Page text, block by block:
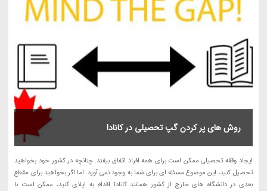
روش های پر کردن گپ تحصیلی در کانادا
ایجاد وقفه تحصیلی ممکن است برای همه افراد اتفاق بیفتد. چنانچه در کشور خود بخواهید
تحصیل کنید، این موضوع مسئله ای برای شما به وجود نمی آورد. اما اگر بخواهید برای مقطع
بعدی در دانشگاه های خارج از کشور همانند کانادا اقدام به اپلای کنید، ممکن است با